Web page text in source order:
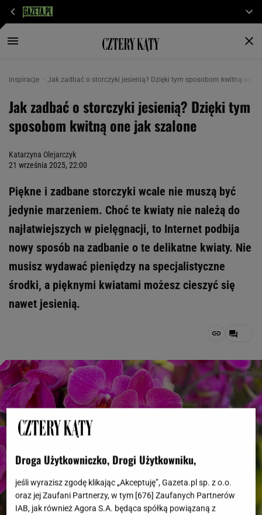
inspiracje Jak zadbać o storczyki jesienią? Dzięki tym sposobom kwitną one
Jak zadbać o storczyki jesienią? Dzięki tym
sposobom kwitną one jak szalone
Katarzyna Olejarczyk
21 września 2025, 22:00
Piękne i zadbane storczyki wcale nie muszą być
jedynie marzeniem. Choć te kwiaty nie należą do
najłatwiejszych w pielęgnacji, to Internet podbija
nowy sposób na zadbanie o te delikatne kwiaty. Nie
musisz wydawać pieniędzy na specjalistyczne
środki, a pięknymi kwiatami możesz cieszyć się
nawet jesienią.
Droga Użytkowniczko, Drogi Użytkowniku,
jeśli wyrazisz zgodę klikając „Akceptuję”, Gazeta.pl sp. z o.o.
oraz jej Zaufani Partnerzy, w tym [676] Zaufanych Partnerów
IAB, jak również Agora S.A. będąca spółką powiązaną z